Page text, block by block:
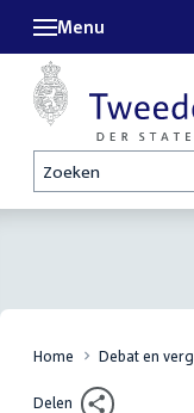
Zoeken
Menu
Home Debat en
Delen